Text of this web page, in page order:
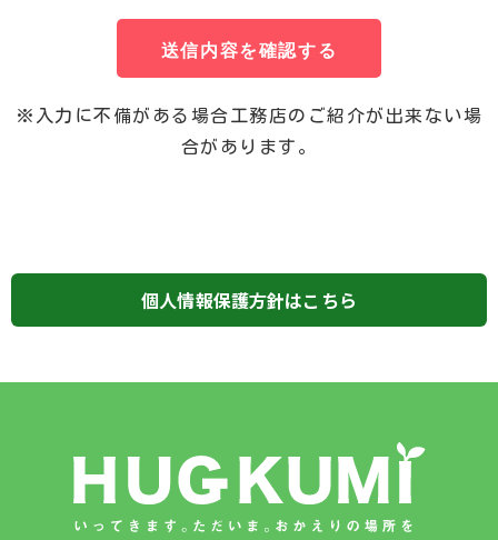
送信内容を確認する
※入力に不備がある場合工務店のご紹介が出来ない場
合があります。
個人情報保護方針はこちら